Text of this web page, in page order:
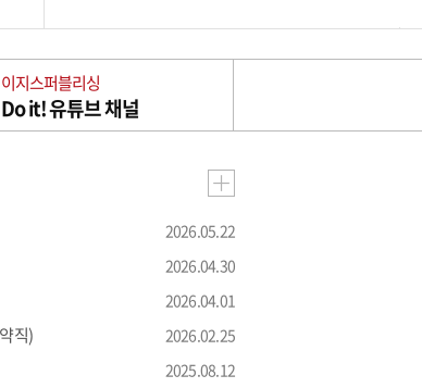
이지스퍼블리싱
Do it! 유튜브 채널
2026.05.22
2026.04.30
2026.04.01
직)
2026.02.25
2025.08.12